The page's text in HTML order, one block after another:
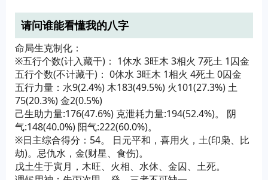
请问谁能看懂我的八字
命局生克制化：
※五行个数(计入藏干)： 1休水 3旺木 3相火 7死土 1囚金
五行个数(不计藏干)： 0休水 3旺木 1相火 4死土 0囚金
五行力量：水9(2.4%) 木183(49.5%) 火101(27.3%) 土
75(20.3%) 金2(0.5%)
己生助力量:176(47.6%) 克泄耗力量:194(52.4%)。 阴
气:148(40.0%) 阳气:222(60.0%)。
※日主综合得分：54。 日元平和，喜用火，土(印枭、比
劫)。忌仇水，金(财星、食伤)。
戊土生于寅月，木旺、火相、水休、金囚、土死。